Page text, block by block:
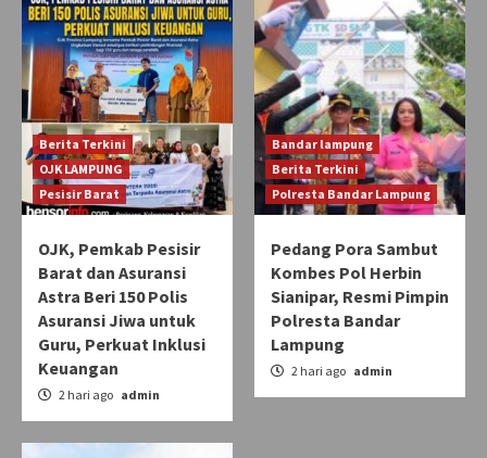
Berita Terkini
OJK LAMPUNG
Pesisir Barat
OJK, Pemkab Pesisir
Barat dan Asuransi
Astra Beri 150 Polis
Asuransi Jiwa untuk
Guru, Perkuat Inklusi
Keuangan
2 hari ago admin
Bandar lampung
Berita Terkini
Polresta Bandar Lampung
Pedang Pora Sambut
Kombes Pol Herbin
Sianipar, Resmi Pimpin
Polresta Bandar
Lampung
2 hari ago admin